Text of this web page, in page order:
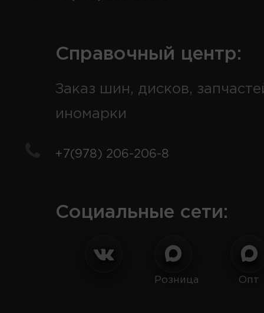
Справочный центр:
Заказ шин, дисков,
иномарки
+7(978) 206-206-8
Социальные сети:
Розница Опт